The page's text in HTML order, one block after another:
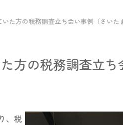
た方の税務調査立ち会い事例（さいた
方の税務調査立ち
、税